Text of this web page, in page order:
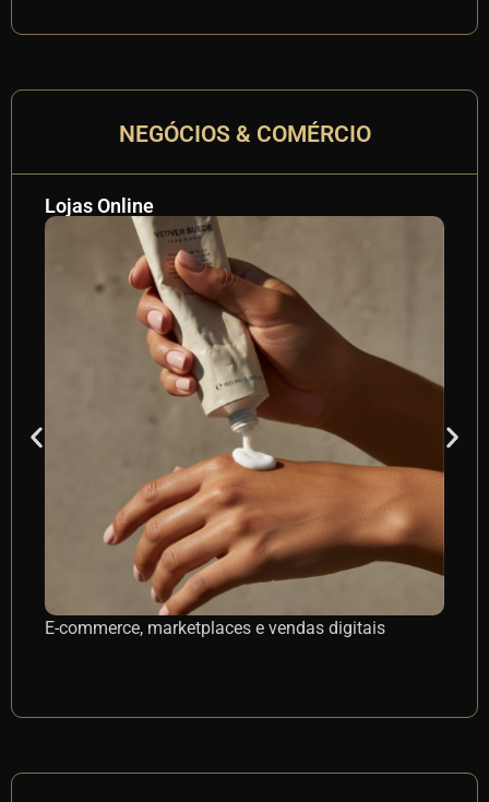
NEGÓCIOS & COMÉRCIO
Lojas Online
E-commerce, marketplaces e vendas digitais